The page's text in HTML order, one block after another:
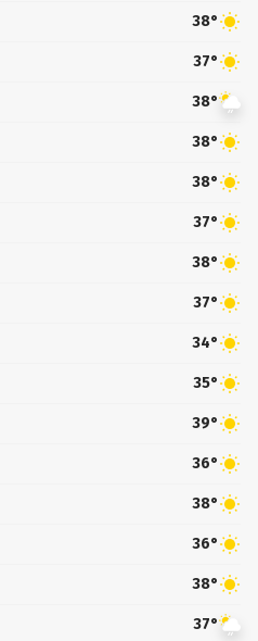
38°
37°
38°
38°
38°
37°
38°
37°
34°
35°
39°
36°
38°
36°
38°
37°